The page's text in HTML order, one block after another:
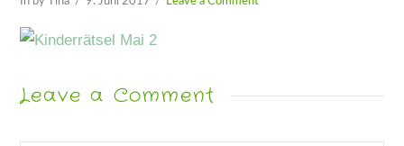
Leave a Comment